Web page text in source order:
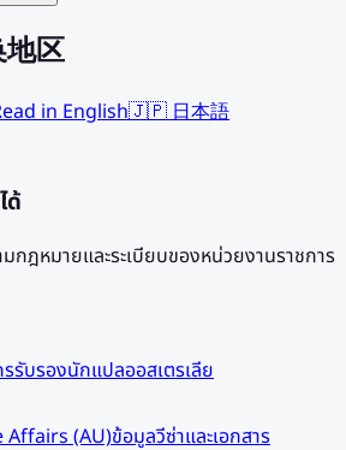
区
in English🇯🇵 日本語
ด้
กฎหมายและระเบียบของหน่วยงานราชการ
รับรองนักแปลออสเตรเลีย
(AU)ข้อมูลวีซ่าและเอกสาร